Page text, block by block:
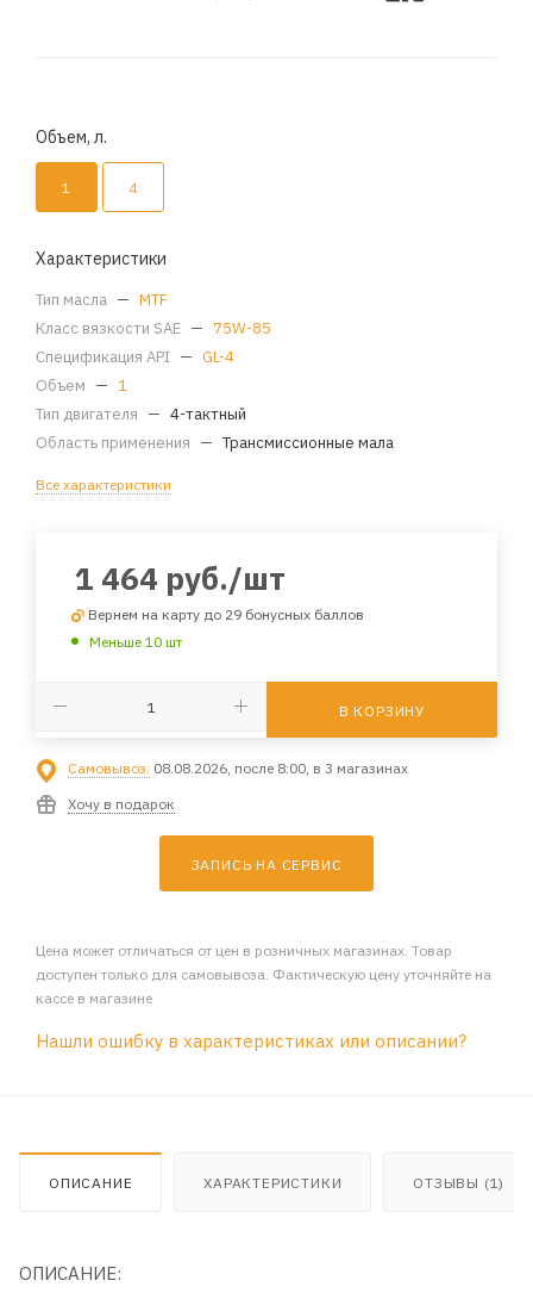
Объем, л.
1 4
Характеристики
Тип масла — MTF
Класс вязкости SAE — 75W-85
Спецификация API — GL-4
Объем — 1
Тип двигателя — 4-тактный
Область применения — Трансмиссионные мала
Все характеристики
1 464 руб./шт
Вернем на карту до 29 бонусных баллов
Меньше 10 шт
В КОРЗИНУ
Самовывоз: 08.08.2026, после 8:00, в 3 магазинах
Хочу в подарок
ЗАПИСЬ НА СЕРВИС
Цена может отличаться от цен в розничных магазинах. Товар
доступен только для самовывоза. Фактическую цену уточняйте на
кассе в магазине
Нашли ошибку в характеристиках или описании?
ОПИСАНИЕ ХАРАКТЕРИСТИКИ ОТЗЫВЫ (1)
ОПИСАНИЕ: